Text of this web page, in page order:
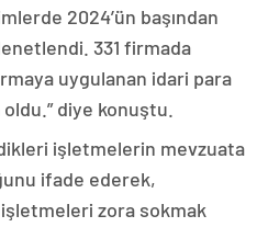
2024’ün başından
331 firmada
uygulanan idari para
diye konuştu.
işletmelerin mevzuata
ifade ederek,
zora sokmak